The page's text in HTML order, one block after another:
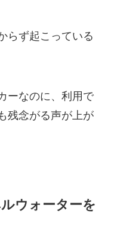
らず起こっている
ーなのに、利用で
残念がる声が上が
ウォーターを